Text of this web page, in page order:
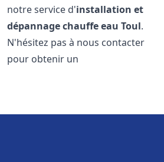
notre service d'installation et
dépannage chauffe eau Toul.
N'hésitez pas à nous contacter
pour obtenir un